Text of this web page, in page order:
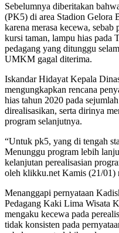
Sebelumnya diberitakan
(PK5) di area Stadion Gelora
karena merasa kecewa, sebab
kursi taman, lampu hias pada
pedagang yang ditunggu
UMKM gagal diterima.
Iskandar Hidayat Kepala
mengungkapkan rencana
hias tahun 2020 pada
direalisasikan, serta dirinya
program selanjutnya.
“Untuk pk5, yang di tengah
Menunggu program lebih
kelanjutan perealisasian
oleh klikku.net Kamis (21/01)
Menanggapi pernyataan
Pedagang Kaki Lima Wisata
mengaku kecewa pada
tidak konsisten pada